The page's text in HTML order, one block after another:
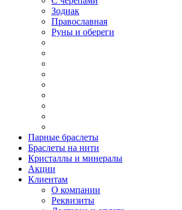
Зодиак
Православная
Руны и обереги
Парные браслеты
Браслеты на нити
Кристаллы и минералы
Акции
Клиентам
О компании
Реквизиты